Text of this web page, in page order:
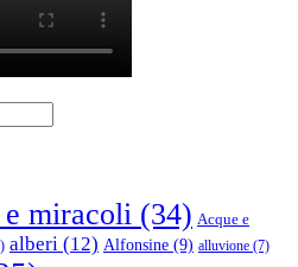
miracoli (34) Acque e
alberi (12) Alfonsine (9) alluvione (7)